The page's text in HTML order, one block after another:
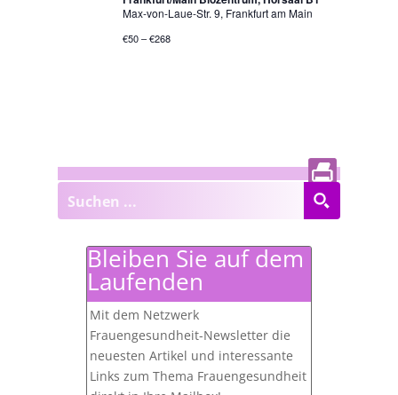
Max-von-Laue-Str. 9, Frankfurt am Main
€50 – €268
Bleiben Sie auf dem
Laufenden
Mit dem Netzwerk
Frauengesundheit-Newsletter die
neuesten Artikel und interessante
Links zum Thema Frauengesundheit